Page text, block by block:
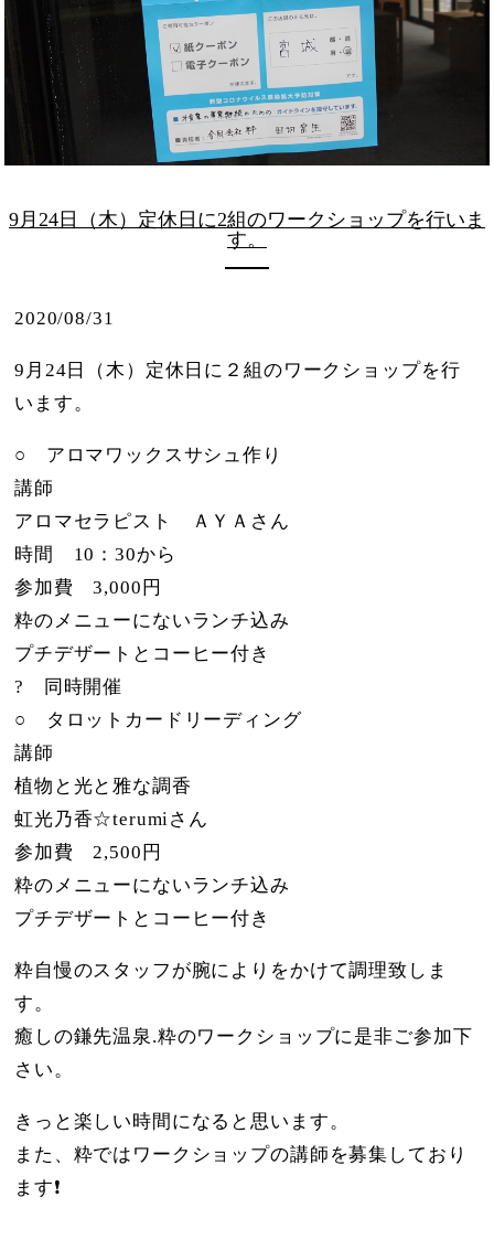
9月24日（木）定休日に2組のワークショップを行いま
す。
2020/08/31
9月24日（木）定休日に２組のワークショップを行
います。
○ アロマワックスサシュ作り
講師
アロマセラピスト ＡＹＡさん
時間 10：30から
参加費 3,000円
粋のメニューにないランチ込み
プチデザートとコーヒー付き
? 同時開催
○ タロットカードリーディング
講師
植物と光と雅な調香
虹光乃香☆terumiさん
参加費 2,500円
粋のメニューにないランチ込み
プチデザートとコーヒー付き
粋自慢のスタッフが腕によりをかけて調理致しま
す。
癒しの鎌先温泉.粋のワークショップに是非ご参加下
さい。
きっと楽しい時間になると思います。
また、粋ではワークショップの講師を募集しており
ます❗